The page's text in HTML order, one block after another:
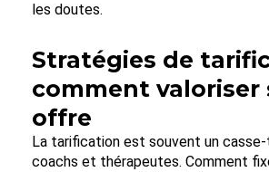
les doutes.
Stratégies de
comment valoriser
offre
La tarification est souvent un
coachs et thérapeutes. Comment